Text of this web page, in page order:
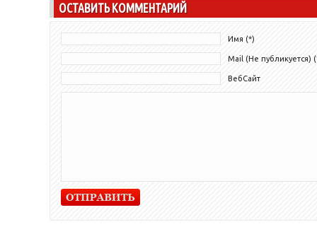
остаётся масса вопросов: а...
ОСТАВИТЬ КОММЕНТАРИЙ
Имя (*)
Mail (Не публикуется)
ВебСайт